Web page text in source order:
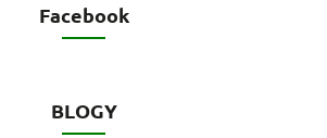
Facebook
BLOGY